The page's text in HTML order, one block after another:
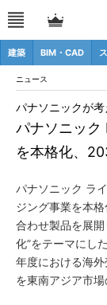
建築 BIM・CAD
ニュース
パナソニック
を本格化、
パナソニックが考
パナソニック ラ
ジング事業を本
合わせ製品を展開
化”をテーマにし
年度における海
を東南アジア市場